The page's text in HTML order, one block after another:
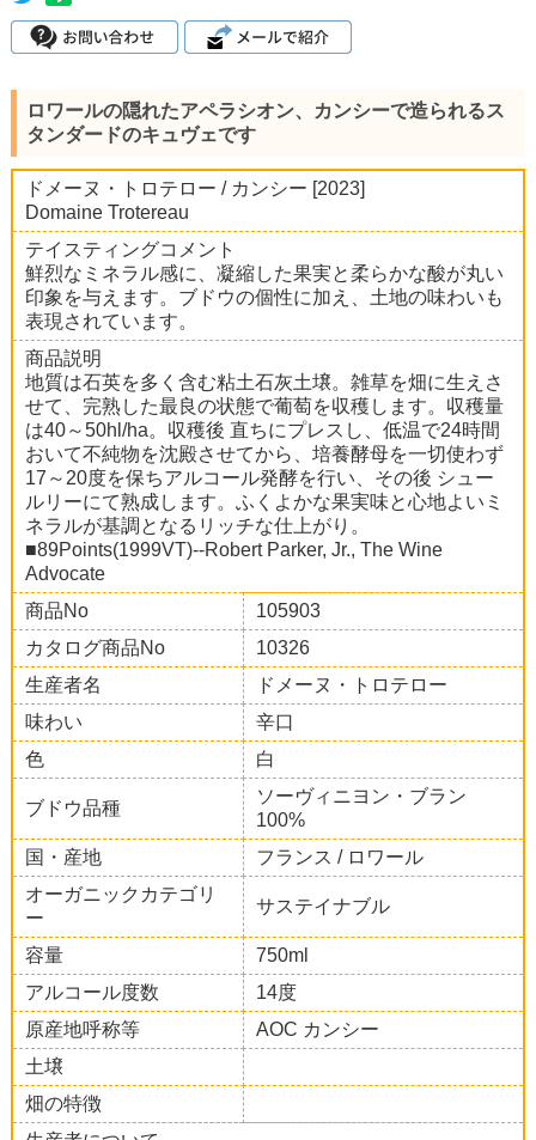
ロワールの隠れたアペラシオン、カンシーで造られるス
タンダードのキュヴェです
ドメーヌ・トロテロー / カンシー [2023]
Domaine Trotereau
テイスティングコメント
鮮烈なミネラル感に、凝縮した果実と柔らかな酸が丸い
印象を与えます。ブドウの個性に加え、土地の味わいも
表現されています。
商品説明
地質は石英を多く含む粘土石灰土壌。雑草を畑に生えさ
せて、完熟した最良の状態で葡萄を収穫します。収穫量
は40～50hl/ha。収穫後 直ちにプレスし、低温で24時間
おいて不純物を沈殿させてから、培養酵母を一切使わず
17～20度を保ちアルコール発酵を行い、その後 シュー
ルリーにて熟成します。ふくよかな果実味と心地よいミ
ネラルが基調となるリッチな仕上がり。
■89Points(1999VT)--Robert Parker, Jr., The Wine
Advocate
商品No
105903
カタログ商品No
10326
生産者名
ドメーヌ・トロテロー
味わい
辛口
色
白
ブドウ品種
ソーヴィニヨン・ブラン
100%
国・産地
フランス / ロワール
オーガニックカテゴリ
ー
サステイナブル
容量
750ml
アルコール度数
14度
原産地呼称等
AOC カンシー
土壌
畑の特徴